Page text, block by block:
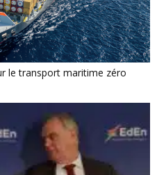
le transport maritime zéro